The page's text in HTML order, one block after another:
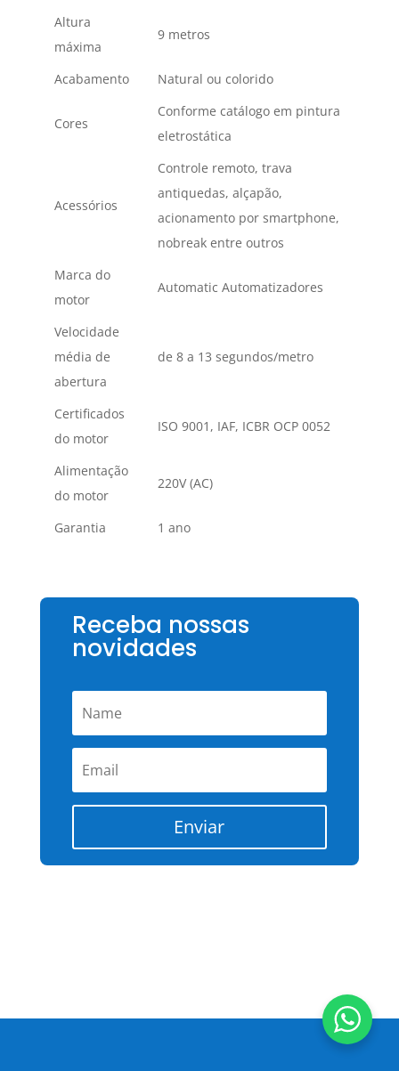
Altura
máxima
9 metros
Acabamento Natural ou colorido
Cores
Conforme catálogo em pintura
eletrostática
Acessórios
Controle remoto, trava
antiquedas, alçapão,
acionamento por smartphone,
nobreak entre outros
Marca do
motor
Automatic Automatizadores
Velocidade
média de
abertura
de 8 a 13 segundos/metro
Certificados
do motor
ISO 9001, IAF, ICBR OCP 0052
Alimentação
do motor
220V (AC)
Garantia 1 ano
Receba nossas
novidades
Enviar